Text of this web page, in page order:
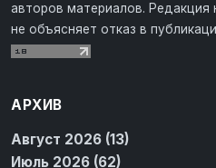
авторов материалов. Редакция
не объясняет отказ в
АРХИВ
Август 2026 (13)
Июль 2026 (62)